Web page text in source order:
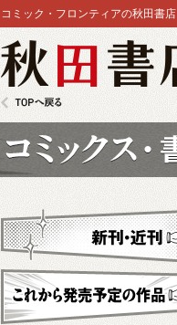
コミック・フロンティアの秋田書店
新刊・近刊